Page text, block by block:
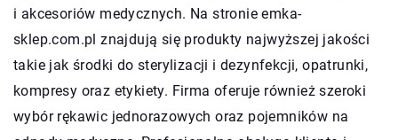
i akcesoriów medycznych. Na stronie emka-
sklep.com.pl znajdują się produkty najwyższej jakości
takie jak środki do sterylizacji i dezynfekcji, opatrunki,
kompresy oraz etykiety. Firma oferuje również szeroki
wybór rękawic jednorazowych oraz pojemników na